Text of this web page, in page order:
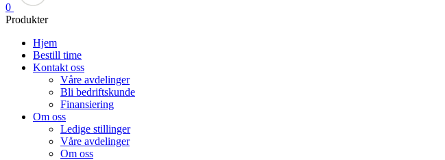
0
Produkter
Hjem
Bestill time
Kontakt oss
Våre avdelinger
Bli bedriftskunde
Finansiering
Om oss
Ledige stillinger
Våre avdelinger
Om oss